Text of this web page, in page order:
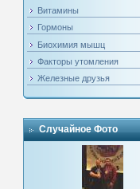
Витамины
Гормоны
Биохимия мышц
Факторы утомления
Железные друзья
Случайное Фото